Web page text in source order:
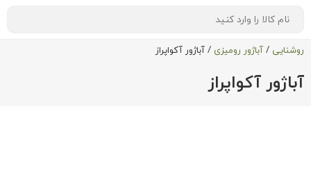
روشنایی / آباژور رومیزی / آباژور آکواپراز
آباژور آکواپراز